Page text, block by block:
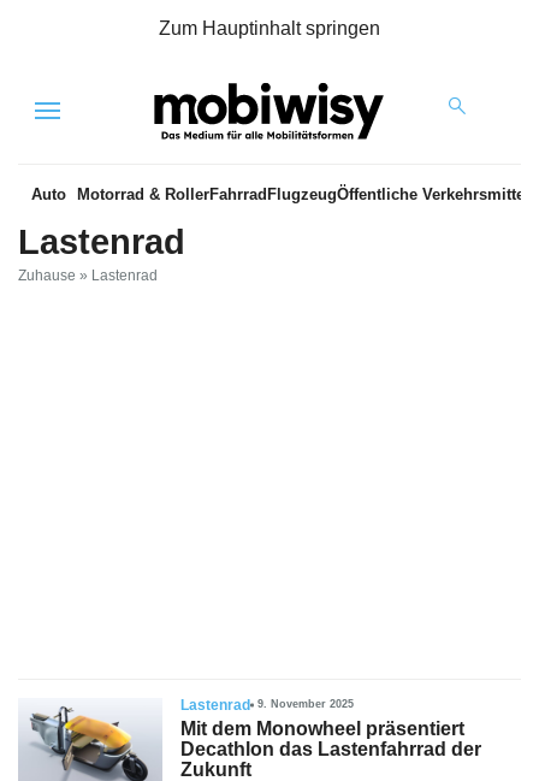
Zum Hauptinhalt springen
Menu
Auto Motorrad & RollerFahrrad FlugzeugÖffentliche Verkehrsmittel
Lastenrad
Zuhause » Lastenrad
Lastenrad 9. November 2025
Mit dem Monowheel präsentiert
Decathlon das Lastenfahrrad der
Zukunft